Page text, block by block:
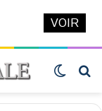
Switch
VOIR